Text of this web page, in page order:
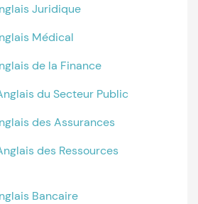
Juridique
Médical
de la Finance
du Secteur Public
des Assurances
des Ressources
Bancaire